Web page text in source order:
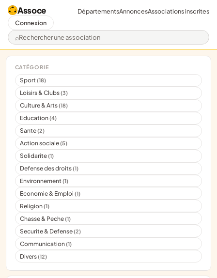
Assoce
Rechercher une association
DépartementsAnnoncesAssociations inscrites
Connexion
CATÉGORIE
Sport(18)
Loisirs & Clubs(3)
Culture & Arts(18)
Education(4)
Sante(2)
Action sociale(5)
Solidarite(1)
Defense des droits(1)
Environnement(1)
Economie & Emploi(1)
Religion(1)
Chasse & Peche(1)
Securite & Defense(2)
Communication(1)
Divers(12)